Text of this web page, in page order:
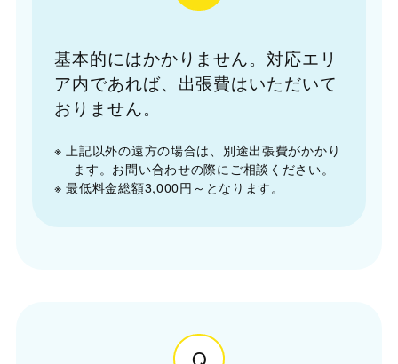
基本的にはかかりません。対応エリ
ア内であれば、出張費はいただいて
おりません。
※ 上記以外の遠方の場合は、別途出張費がかかり
ます。お問い合わせの際にご相談ください。
※ 最低料金総額3,000円～となります。